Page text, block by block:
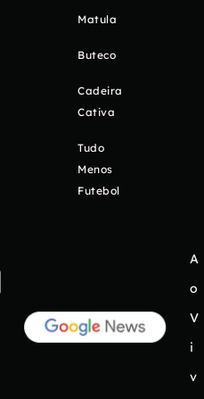
Matula
Buteco
Cadeira
Cativa
Tudo
Menos
Futebol
A
o
V
i
v